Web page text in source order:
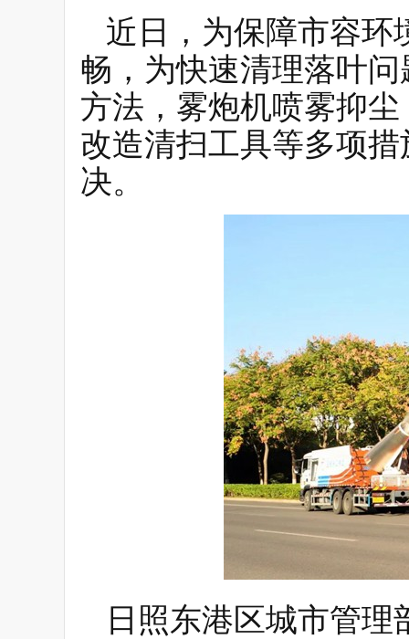
近日，为保障市容环
畅，为快速清理落叶
方法，雾炮机喷雾抑
改造清扫工具等多项
决。
日照东港区城市管